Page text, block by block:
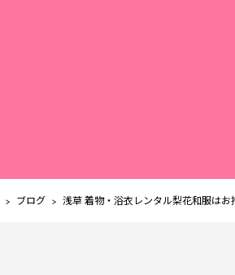
> ブログ > 浅草 着物・浴衣レンタル梨花和服は